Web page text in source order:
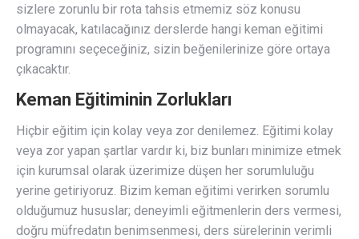
sizlere zorunlu bir rota tahsis etmemiz söz konusu
olmayacak, katılacağınız derslerde hangi keman eğitimi
programını seçeceğiniz, sizin beğenilerinize göre ortaya
çıkacaktır.
Keman Eğitiminin Zorlukları
Hiçbir eğitim için kolay veya zor denilemez. Eğitimi kolay
veya zor yapan şartlar vardır ki, biz bunları minimize etmek
için kurumsal olarak üzerimize düşen her sorumluluğu
yerine getiriyoruz. Bizim keman eğitimi verirken sorumlu
olduğumuz hususlar; deneyimli eğitmenlerin ders vermesi,
doğru müfredatın benimsenmesi, ders sürelerinin verimli